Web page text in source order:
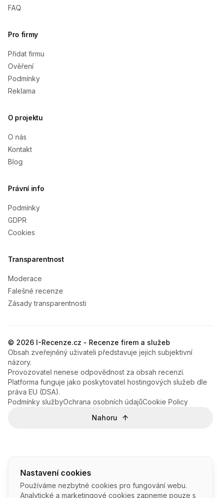
Nastavení cookies
Používáme nezbytné cookies pro fungování webu.
Analytické a marketingové cookies zapneme pouze s
FAQ
Pro firmy
Přidat firmu
Ověření
Podmínky
Reklama
O projektu
O nás
Kontakt
Blog
Právní info
Podmínky
GDPR
Cookies
Transparentnost
Moderace
Falešné recenze
Zásady transparentnosti
© 2026 I-Recenze.cz - Recenze firem a služeb
Obsah zveřejněný uživateli představuje jejich subjektivní
názory.
Provozovatel nenese odpovědnost za obsah recenzí.
Platforma funguje jako poskytovatel hostingových služeb dle
práva EU (DSA).
Podmínky službyOchrana osobních údajůCookie Policy
Nahoru